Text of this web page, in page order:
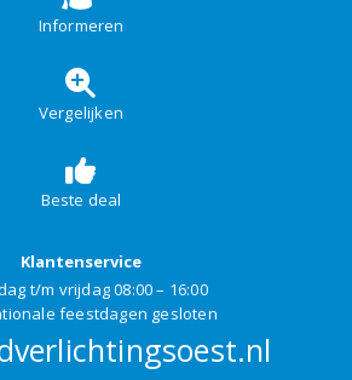
Informeren
Vergelijken
Beste deal
Klantenservice
t/m vrijdag 08:00 – 16:00
feestdagen gesloten